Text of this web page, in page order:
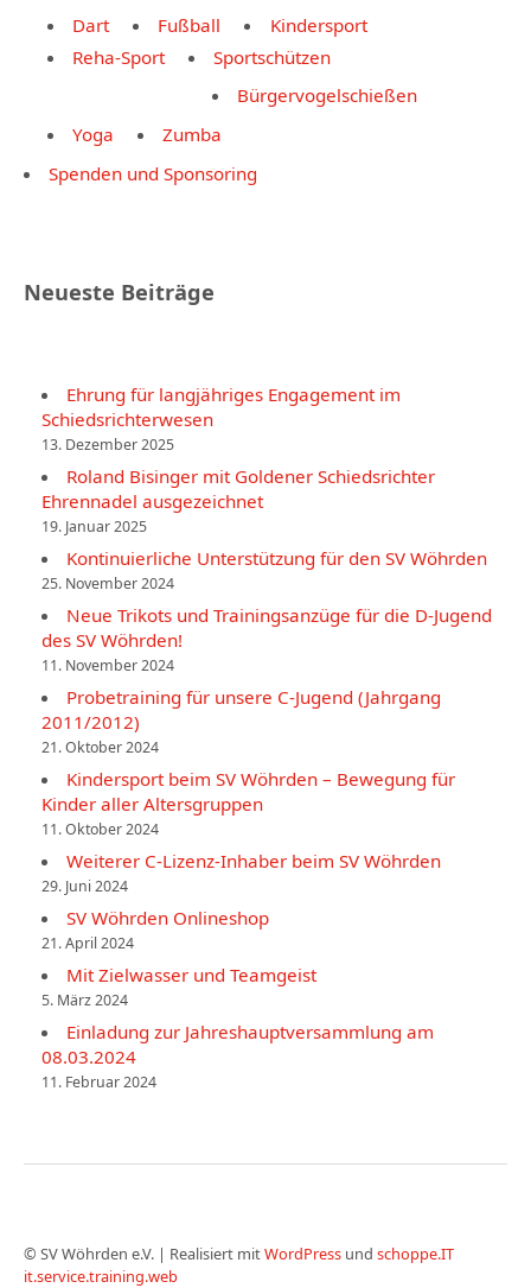
Dart
Fußball
Kindersport
Reha-Sport
Sportschützen
Bürgervogelschießen
Yoga
Zumba
Spenden und Sponsoring
Neueste Beiträge
Ehrung für langjähriges Engagement im
Schiedsrichterwesen
13. Dezember 2025
Roland Bisinger mit Goldener Schiedsrichter
Ehrennadel ausgezeichnet
19. Januar 2025
Kontinuierliche Unterstützung für den SV Wöhrden
25. November 2024
Neue Trikots und Trainingsanzüge für die D-Jugend
des SV Wöhrden!
11. November 2024
Probetraining für unsere C-Jugend (Jahrgang
2011/2012)
21. Oktober 2024
Kindersport beim SV Wöhrden – Bewegung für
Kinder aller Altersgruppen
11. Oktober 2024
Weiterer C-Lizenz-Inhaber beim SV Wöhrden
29. Juni 2024
SV Wöhrden Onlineshop
21. April 2024
Mit Zielwasser und Teamgeist
5. März 2024
Einladung zur Jahreshauptversammlung am
08.03.2024
11. Februar 2024
© SV Wöhrden e.V. | Realisiert mitWordPress und schoppe.IT
it.service.training.web